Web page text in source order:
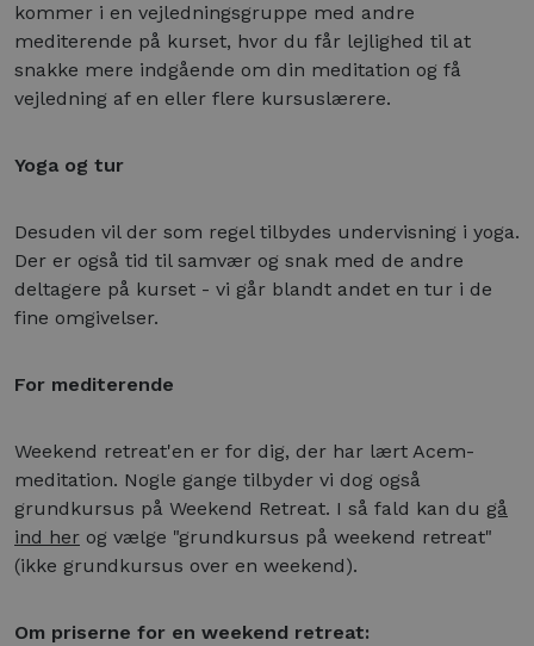
kommer i en vejledningsgruppe med andre
mediterende på kurset, hvor du får lejlighed til at
snakke mere indgående om din meditation og få
vejledning af en eller flere kursuslærere.
Yoga og tur
Desuden vil der som regel tilbydes undervisning i yoga.
Der er også tid til samvær og snak med de andre
deltagere på kurset - vi går blandt andet en tur i de
fine omgivelser.
For mediterende
Weekend retreat'en er for dig, der har lært Acem-
meditation. Nogle gange tilbyder vi dog også
grundkursus på Weekend Retreat. I så fald kan du gå
ind her og vælge "grundkursus på weekend retreat"
(ikke grundkursus over en weekend).
Om priserne for en weekend retreat: